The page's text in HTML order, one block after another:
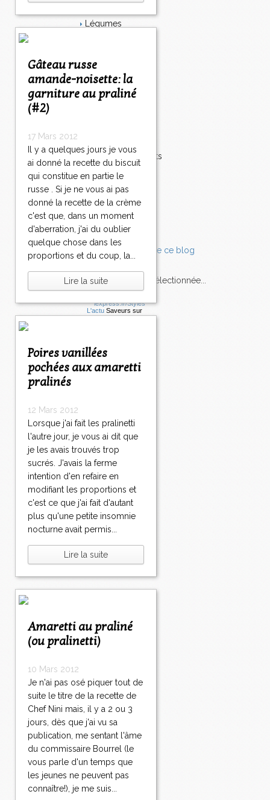
Gâteau russe
amande-noisette: la
garniture au praliné
(#2)
17 Mars 2012
Il y a quelques jours je vous
ai donné la recette du biscuit
qui constitue en partie le
russe . Si je ne vous ai pas
donné la recette de la crème
c'est que, dans un moment
d'aberration, j'ai du oublier
quelque chose dans les
proportions et du coup, la...
Lire la suite
Poires vanillées
pochées aux amaretti
pralinés
12 Mars 2012
Lorsque j'ai fait les pralinetti
l'autre jour, je vous ai dit que
je les avais trouvés trop
sucrés. J'avais la ferme
intention d'en refaire en
modifiant les proportions et
c'est ce que j'ai fait d'autant
plus qu'une petite insomnie
nocturne avait permis...
Lire la suite
Amaretti au praliné
(ou pralinetti)
10 Mars 2012
Je n'ai pas osé piquer tout de
suite le titre de la recette de
Chef Nini mais, il y a 2 ou 3
jours, dès que j'ai vu sa
publication, me sentant l'âme
du commissaire Bourrel (le
vous parle d'un temps que
les jeunes ne peuvent pas
connaître!), je me suis...
Légumes
Viande
Tarte
Épices
Poisson
Accompagnements
Champignons
Chocolat
Pâtes
Tomates
Balade
L'Express style m'a sélectionnée...
L'actu Saveurs sur
lexpress.fr/Styles
articles récents
0
>
>